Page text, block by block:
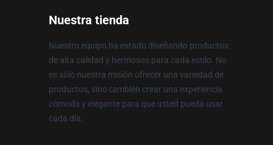
Nuestra tienda
Nuestro equipo ha estado diseñando productos
de alta calidad y hermosos para cada estilo. No
es sólo nuestra misión ofrecer una variedad de
productos, sino también crear una experiencia
cómoda y elegante para que usted pueda usar
cada día.